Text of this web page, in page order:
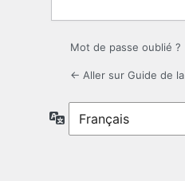
Mot de passe oublié ?
← Aller sur Guide de
Langue